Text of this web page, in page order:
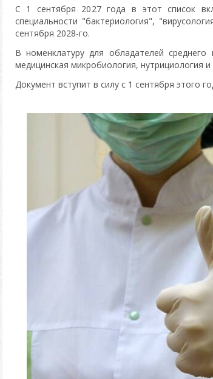
С 1 сентября 2027 года в этот список
специальности "бактериология",
сентября 2028-го.
В номенклатуру для обладателей
медицинская микробиология, нутрициология
Документ вступит в силу с 1 сентября этого